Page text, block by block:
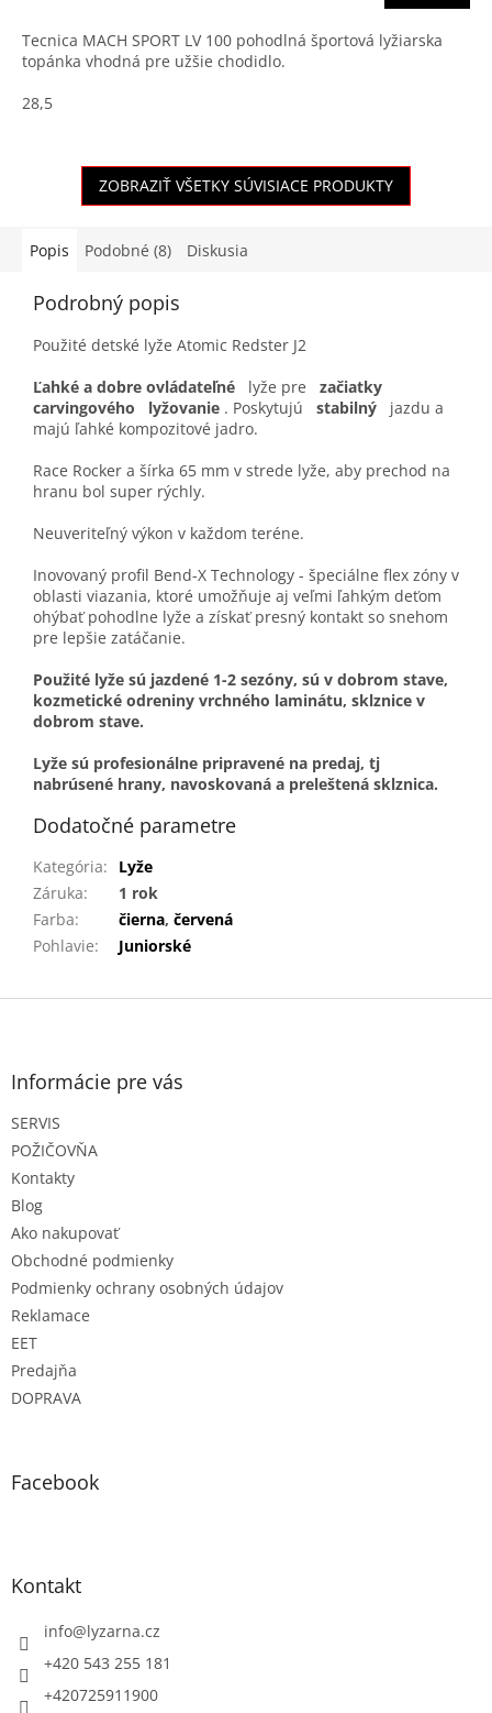
Tecnica MACH SPORT LV 100 pohodlná športová lyžiarska
topánka vhodná pre užšie chodidlo.
28,5
ZOBRAZIŤ VŠETKY SÚVISIACE PRODUKTY
Popis Podobné (8) Diskusia
Podrobný popis
Použité detské lyže Atomic Redster J2
Ľahké a dobre ovládateľné
lyže pre
začiatky
carvingového
lyžovanie . Poskytujú stabilný
jazdu a
majú ľahké kompozitové jadro.
Race Rocker a šírka 65 mm v strede lyže, aby prechod na
hranu bol super rýchly.
Neuveriteľný výkon v každom teréne.
Inovovaný profil Bend-X Technology - špeciálne flex zóny v
oblasti viazania, ktoré umožňuje aj veľmi ľahkým deťom
ohýbať pohodlne lyže a získať presný kontakt so snehom
pre lepšie zatáčanie.
Použité lyže sú jazdené 1-2 sezóny, sú v dobrom stave,
kozmetické odreniny vrchného laminátu, sklznice v
dobrom stave.
Lyže sú profesionálne pripravené na predaj, tj
nabrúsené hrany, navoskovaná a preleštená sklznica.
Dodatočné parametre
Kategória:
Lyže
Záruka:
1 rok
Farba: čierna, červená
Pohlavie: Juniorské
Z
Informácie pre vás
SERVIS
POŽIČOVŇA
Kontakty
Blog
Ako nakupovať
Obchodné podmienky
Podmienky ochrany osobných údajov
Reklamace
EET
Predajňa
DOPRAVA
Facebook
Kontakt
info@lyzarna.cz
+420 543 255 181
+420725911900